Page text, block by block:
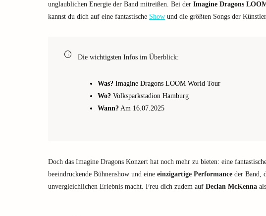
unglaublichen Energie der Band mitreißen. Bei der Imagine Dragons
kannst du dich auf eine fantastische Show und die größten Songs der
Die wichtigsten Infos im Überblick:
Was? Imagine Dragons LOOM World Tour
Wo? Volksparkstadion Hamburg
Wann? Am 16.07.2025
Doch das Imagine Dragons Konzert hat noch mehr zu bieten: eine
beeindruckende Bühnenshow und eine einzigartige Performance der Band,
unvergleichlichen Erlebnis macht. Freu dich zudem auf Declan McKenna